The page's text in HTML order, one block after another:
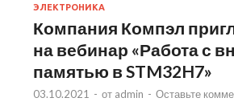
ЭЛЕКТРОНИКА
Компания Компэл
на вебинар «Работа с
памятью в STM32H7»
03.10.2021 - от admin - Оставьте